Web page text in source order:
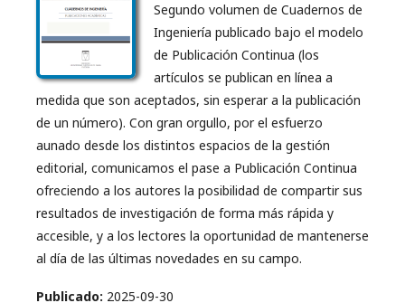
Segundo volumen de Cuadernos de
Ingeniería publicado bajo el modelo
de Publicación Continua (los
artículos se publican en línea a
medida que son aceptados, sin esperar a la publicación
de un número). Con gran orgullo, por el esfuerzo
aunado desde los distintos espacios de la gestión
editorial, comunicamos el pase a Publicación Continua
ofreciendo a los autores la posibilidad de compartir sus
resultados de investigación de forma más rápida y
accesible, y a los lectores la oportunidad de mantenerse
al día de las últimas novedades en su campo.
Publicado: 2025-09-30